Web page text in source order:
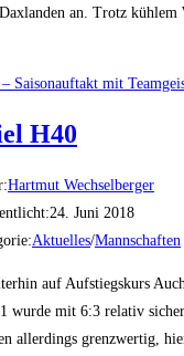
an. Trotz kühlem
Saisonauftakt mit
H40
Hartmut Wechselberger
24. Juni 2018
Aktuelles/Mannschaften
auf Aufstiegskurs
wurde mit 6:3 relativ
allerdings grenzwertig,